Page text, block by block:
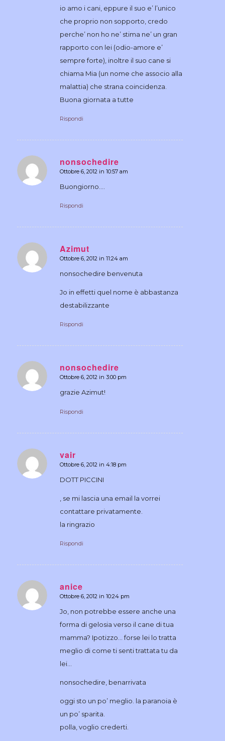
io amo i cani, eppure il suo e’ l’unico
che proprio non sopporto, credo
perche’ non ho ne’ stima ne’ un gran
rapporto con lei (odio-amore e’
sempre forte), inoltre il suo cane si
chiama Mia (un nome che associo alla
malattia) che strana coincidenza.
Buona giornata a tutte
Rispondi
nonsochedire
dice:
Ottobre 6, 2012 in 10:57 am
Buongiorno….
Rispondi
Azimut
dice:
Ottobre 6, 2012 in 11:24 am
nonsochedire benvenuta
Jo in effetti quel nome è abbastanza
destabilizzante
Rispondi
nonsochedire
dice:
Ottobre 6, 2012 in 3:00 pm
grazie Azimut!
Rispondi
vair
dice:
Ottobre 6, 2012 in 4:18 pm
DOTT PICCINI
, se mi lascia una email la vorrei
contattare privatamente.
la ringrazio
Rispondi
anice
dice:
Ottobre 6, 2012 in 10:24 pm
Jo, non potrebbe essere anche una
forma di gelosia verso il cane di tua
mamma? Ipotizzo… forse lei lo tratta
meglio di come ti senti trattata tu da
lei…
nonsochedire, benarrivata
oggi sto un po’ meglio. la paranoia è
un po’ sparita.
polla, voglio crederti.